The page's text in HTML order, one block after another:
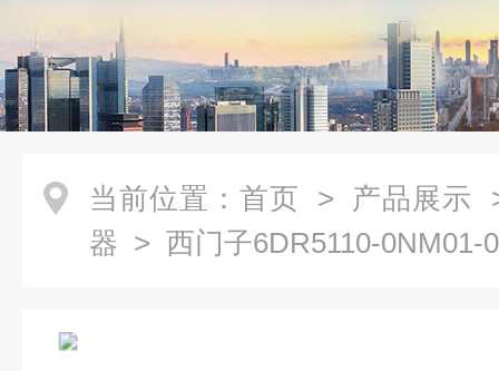
当前位置： 首页 > 产品展示
器 > 西门子6DR5110-0NM01-